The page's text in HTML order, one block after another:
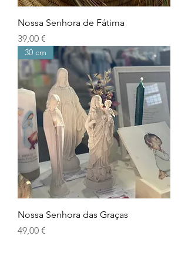
Nossa Senhora de Fátima
Precio
39,00 €
30 cm
Nossa Senhora das Graças
Precio
49,00 €